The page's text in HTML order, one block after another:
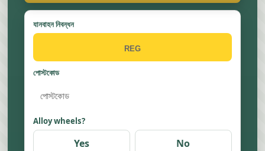
যানবাহন নিবন্ধন
পোস্টকোড
Alloy wheels?
Yes No